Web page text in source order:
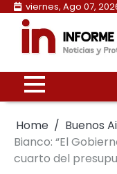
Skip
content
viernes, Ago 07,
Home Buenos
Bianco: “El
cuarto del